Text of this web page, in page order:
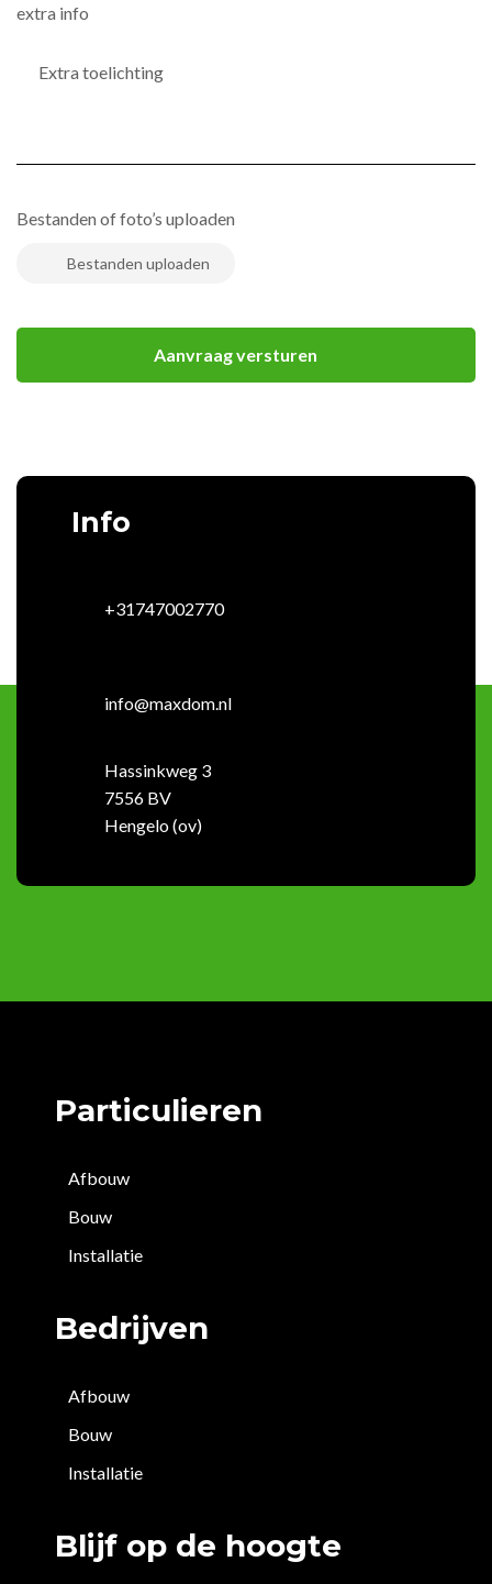
(Vereist)
extra info
Bestanden of foto’s uploaden
Info
+31747002770
info@maxdom.nl
Hassinkweg 3
7556 BV
Hengelo (ov)
Particulieren
Afbouw
Bouw
Installatie
Bedrijven
Afbouw
Bouw
Installatie
Blijf op de hoogte